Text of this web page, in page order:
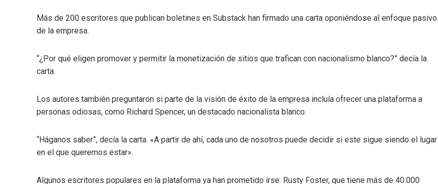
Más de 200 escritores que publican boletines en Substack han firmado una carta oponiéndose al enfoque pasivo
de la empresa.
“¿Por qué eligen promover y permitir la monetización de sitios que trafican con nacionalismo blanco?” decía la
carta.
Los autores también preguntaron si parte de la visión de éxito de la empresa incluía ofrecer una plataforma a
personas odiosas, como Richard Spencer, un destacado nacionalista blanco.
“Háganos saber”, decía la carta. «A partir de ahí, cada uno de nosotros puede decidir si este sigue siendo el lugar
en el que queremos estar».
Algunos escritores populares en la plataforma ya han prometido irse. Rusty Foster, que tiene más de 40.000